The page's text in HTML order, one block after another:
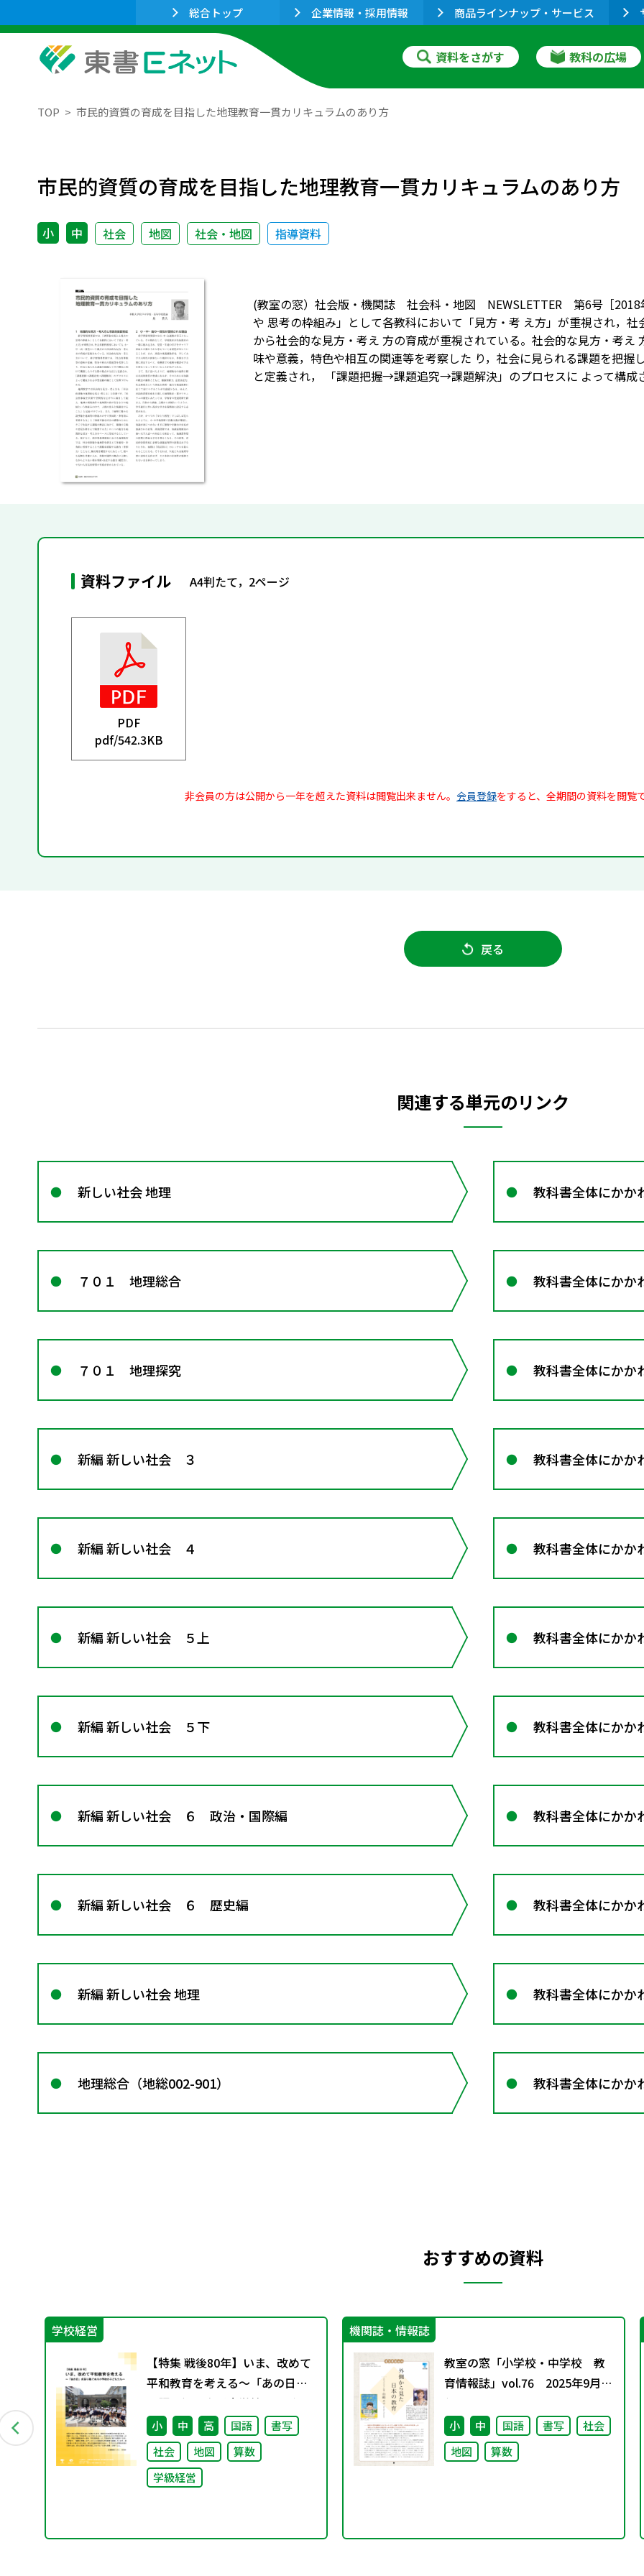
総合トップ 企業情報・採用情報 商品ラインナップ・サービス
資料をさがす 教科の広場
TOP 市民的資質の育成を目指した地理教育一貫カリキュラムのあり方
市民的資質の育成を目指した地理教育一貫カリキュラムのあり方
小 中 社会 地図 社会・地図 指導資料
(教室の窓）社会版・機関誌 社会科・地図 NEWSLETTER 第6号［2018
や 思考の枠組み」として各教科において「見方・考 え方」が重視され，
から社会的な見方・考え 方の育成が重視されている。社会的な見方・考
味や意義，特色や相互の関連等を考察した り，社会に見られる課題を把握
と定義され， 「課題把握→課題追究→課題解決」のプロセスに よって構成
資料ファイル A4判たて，2ページ
PDF
pdf/542.3KB
非会員の方は公開から一年を超えた資料は閲覧出来ません。 会員登録をすると、全期間の資料を閲覧
戻る
関連する単元のリンク
新しい社会 地理 教科書全体にかか
７０１ 地理総合 教科書全体にかか
７０１ 地理探究 教科書全体にかか
新編 新しい社会 ３ 教科書全体にかか
新編 新しい社会 ４ 教科書全体にかか
新編 新しい社会 ５上 教科書全体にかか
新編 新しい社会 ５下 教科書全体にかか
新編 新しい社会 ６ 政治・国際編 教科書全体にかか
新編 新しい社会 ６ 歴史編 教科書全体にかか
新編 新しい社会 地理 教科書全体にかか
地理総合（地総002-901） 教科書全体にかか
おすすめの資料
学校経営
【特集 戦後80年】いま、改めて
平和教育を考える〜「あの日」
を語り継ぐ本川小学校の子ども
たち〜
小 中 高 国語
書写
社会
地図
算数
学級経営
機関誌・情報誌
教室の窓「小学校・中学校 教
育情報誌」vol.76 2025年9月発
行
小 中 国語 書写
社会
地図
算数